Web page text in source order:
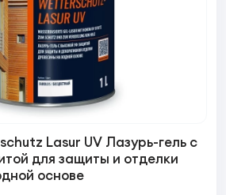
Lasur UV Лазурь-гель с
для защиты и отделки
основе